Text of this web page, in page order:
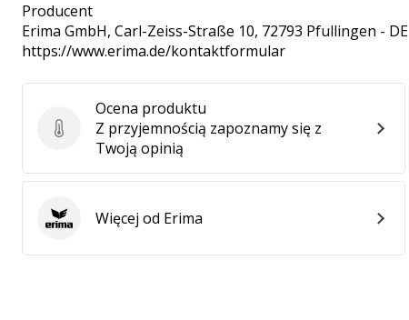
Producent
Erima GmbH, Carl-Zeiss-Straße 10, 72793 Pfullingen - DE
https://www.erima.de/kontaktformular
Ocena produktu
Ocena produktu
Z przyjemnością zapoznamy się z
Twoją opinią
Erima Więcej od Erima